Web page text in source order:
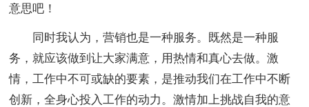
意思吧！
同时我认为，营销也是一种服务。既然是一种服
务，就应该做到让大家满意，用热情和真心去做。激
情，工作中不可或缺的要素，是推动我们在工作中不断
创新，全身心投入工作的动力。激情加上挑战自我的意